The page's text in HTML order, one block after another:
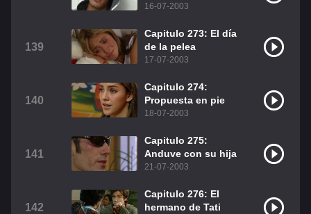
16-07-2003
139
Capitulo 273: El día
de la pelea
17-07-2003
140
Capitulo 274:
Propuesta en pie
18-07-2003
141
Capitulo 275:
Anduve con su hija
21-07-2003
142
Capitulo 276: El
hermano de Tati